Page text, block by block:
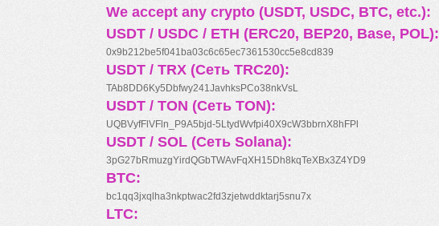
We accept any crypto (USDT, USDC, BTC, etc.):
USDT / USDC / ETH (ERC20, BEP20, Base, POL):
0x9b212be5f041ba03c6c65ec7361530cc5e8cd839
USDT / TRX (Сеть TRC20):
TAb8DD6Ky5Dbfwy241JavhksPCo38nkVsL
USDT / TON (Сеть TON):
UQBVyfFlVFln_P9A5bjd-5LtydWvfpi40X9cW3bbrnX8hFPl
USDT / SOL (Сеть Solana):
3pG27bRmuzgYirdQGbTWAvFqXH15Dh8kqTeXBx3Z4YD9
BTC:
bc1qq3jxqlha3nkptwac2fd3zjetwddktarj5snu7x
LTC: